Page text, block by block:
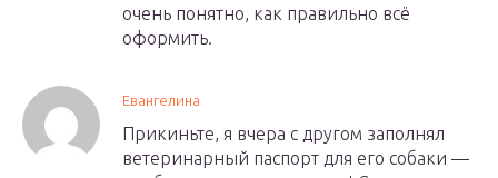
очень понятно, как правильно всё
оформить.
Евангелина
Прикиньте, я вчера с другом заполнял
ветеринарный паспорт для его собаки —